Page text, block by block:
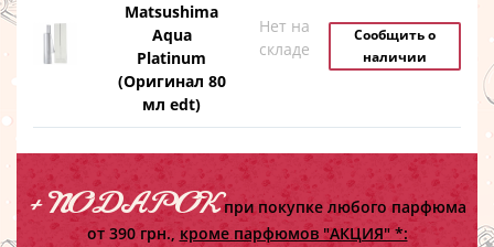
Matsushima
Aqua
Platinum
(Оригинал 80
мл edt)
Нет на
складе
Сообщить о
наличии
+ ПОДАРОКпри покупке любого парфюма
от 390 грн., кроме парфюмов "АКЦИЯ" *: